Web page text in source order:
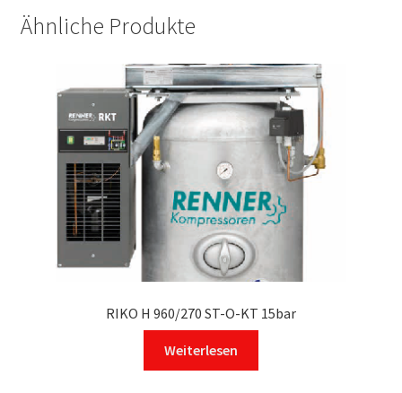
Ähnliche Produkte
RIKO H 960/270 ST-O-KT 15bar
Weiterlesen